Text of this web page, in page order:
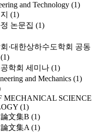
and Technology (1)
(1)
논문집 (1)
·대한상하수도학회 공동
(1)
학회 세미나 (1)
and Mechanics (1)
MECHANICAL SCIENCE
(1)
文集B (1)
文集A (1)